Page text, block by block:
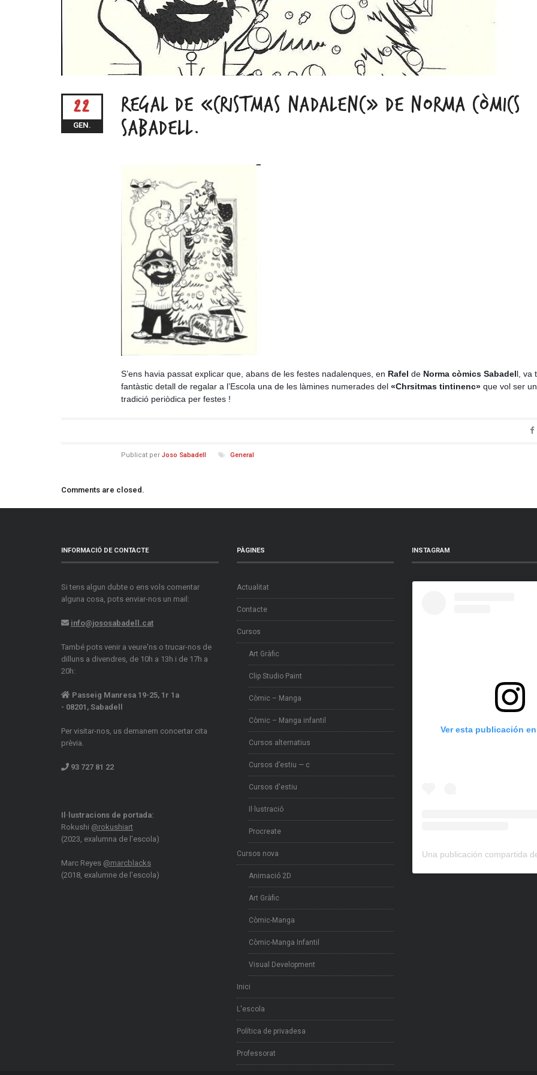
22
GEN.
REGAL DE «CRISTMAS NADALENC» DE NORMA CÒMICS
SABADELL.
S’ens havia passat explicar que, abans de les festes nadalenques, en Rafel de Norma còmics Sabadell, va
fantàstic detall de regalar a l’Escola una de les làmines numerades del «Chrsitmas tintinenc» que vol ser
tradició periòdica per festes !
Publicat per Joso Sabadell General
Comments are closed.
INFORMACIÓ DE CONTACTE
Si tens algun dubte o ens vols comentar
alguna cosa, pots enviar-nos un mail:
info@jososabadell.cat
També pots venir a veure'ns o trucar-nos de
dilluns a divendres, de 10h a 13h i de 17h a
20h:
Passeig Manresa 19-25, 1r 1a
- 08201, Sabadell
Per visitar-nos, us demanem concertar cita
prèvia.
93 727 81 22
Il·lustracions de portada:
Rokushi @rokushiart
(2023, exalumna de l'escola)
Marc Reyes @marcblacks
(2018, exalumne de l'escola)
PÀGINES
Actualitat
Contacte
Cursos
Art Gràfic
Clip Studio Paint
Còmic – Manga
Còmic – Manga infantil
Cursos alternatius
Cursos d’estiu — c
Cursos d'estiu
Il·lustració
Procreate
Cursos nova
Animació 2D
Art Gràfic
Còmic-Manga
Còmic-Manga Infantil
Visual Development
Inici
L'escola
Política de privadesa
Professorat
INSTAGRAM
Ver esta publicación